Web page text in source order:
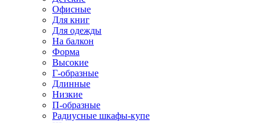
Офисные
Для книг
Для одежды
На балкон
Форма
Высокие
Г-образные
Длинные
Низкие
П-образные
Радиусные шкафы-купе